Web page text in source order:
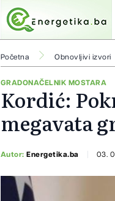
Početna Obnovljivi izvori
GRADONAČELNIK MOSTARA
Kordić:
megavata
Autor:Energetika.ba 03.